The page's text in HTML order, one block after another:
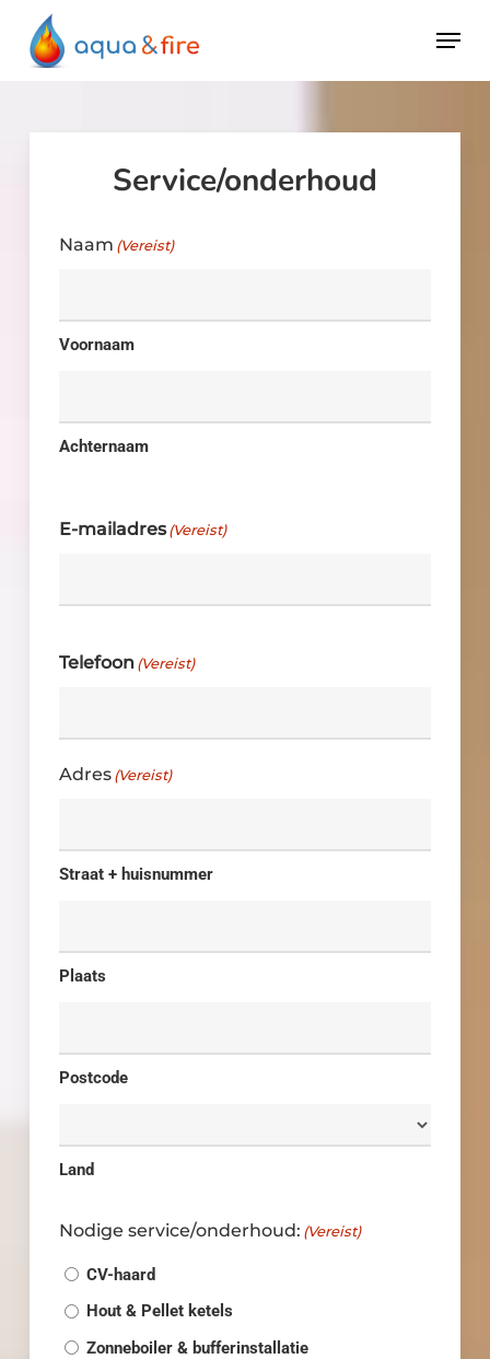
Menu
Service/onderhoud
Naam (Vereist)
Voornaam
Achternaam
E-mailadres(Vereist)
Telefoon(Vereist)
Adres(Vereist)
Straat + huisnummer
Plaats
Postcode
Land
Nodige service/onderhoud: (Vereist)
CV-haard
Hout & Pellet ketels
Zonneboiler & bufferinstallatie